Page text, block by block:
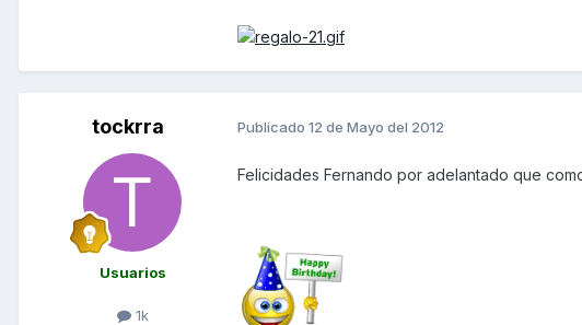
tockrra
Usuarios
1k
Publicado 12 de Mayo del 2012
Felicidades Fernando por adelantado que